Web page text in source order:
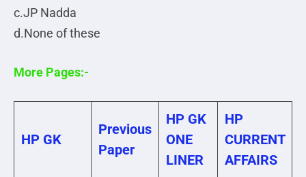
c.JP Nadda
d.None of these
More Pages:-
HP GK
Previous
Paper
HP GK
ONE
LINER
HP
CURRENT
AFFAIRS